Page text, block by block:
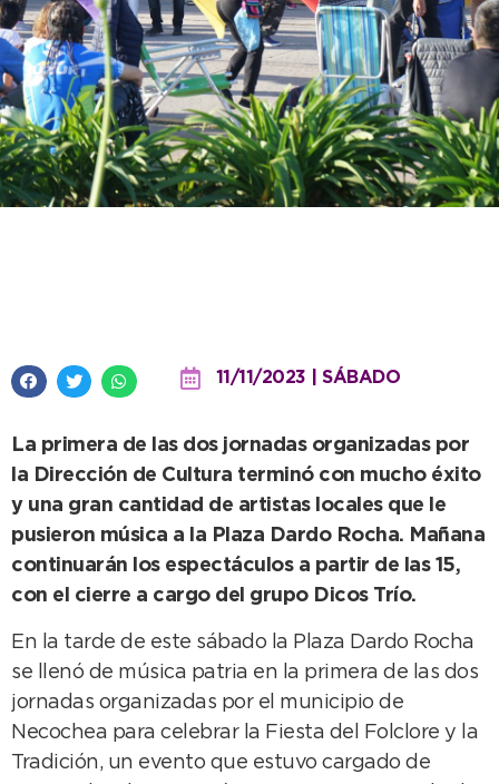
11/11/2023 | SÁBADO
La primera de las dos jornadas organizadas por
la Dirección de Cultura terminó con mucho éxito
y una gran cantidad de artistas locales que le
pusieron música a la Plaza Dardo Rocha. Mañana
continuarán los espectáculos a partir de las 15,
con el cierre a cargo del grupo Dicos Trío.
En la tarde de este sábado la Plaza Dardo Rocha
se llenó de música patria en la primera de las dos
jornadas organizadas por el municipio de
Necochea para celebrar la Fiesta del Folclore y la
Tradición, un evento que estuvo cargado de